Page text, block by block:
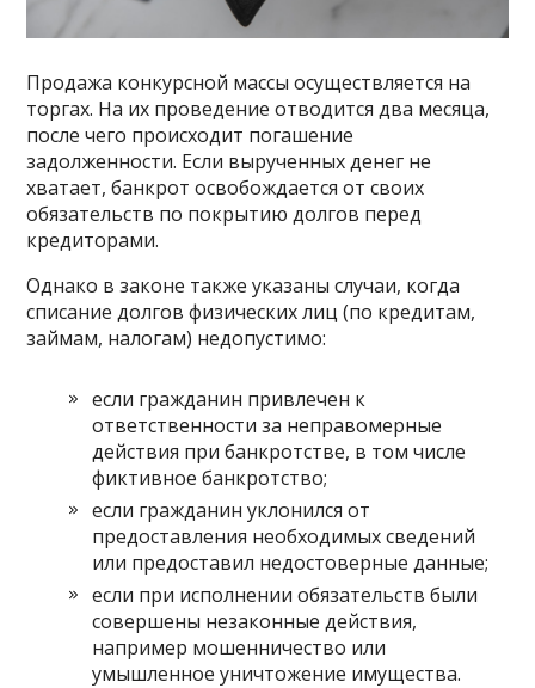
Продажа конкурсной массы осуществляется на
торгах. На их проведение отводится два месяца,
после чего происходит погашение
задолженности. Если вырученных денег не
хватает, банкрот освобождается от своих
обязательств по покрытию долгов перед
кредиторами.
Однако в законе также указаны случаи, когда
списание долгов физических лиц (по кредитам,
займам, налогам) недопустимо:
если гражданин привлечен к
ответственности за неправомерные
действия при банкротстве, в том числе
фиктивное банкротство;
если гражданин уклонился от
предоставления необходимых сведений
или предоставил недостоверные данные;
если при исполнении обязательств были
совершены незаконные действия,
например мошенничество или
умышленное уничтожение имущества.